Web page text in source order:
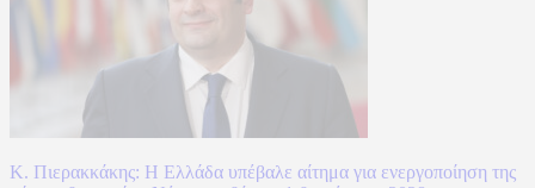
Κ. Πιερακκάκης: Η Ελλάδα υπέβαλε αίτημα για ενεργοποίηση της